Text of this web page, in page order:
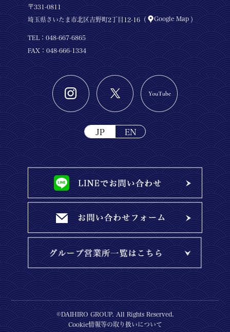
〒331-0811
埼玉県さいたま市北区吉野町2丁目12-16（ Google Map ）
TEL： 048-667-6865
FAX：048-666-1334
JP EN
©DAIHIRO GROUP. All Rights Reserved.
Cookie情報等の取り扱いについて